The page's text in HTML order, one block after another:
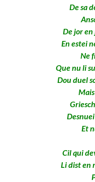
De sa
De jor
En estei
Ne
Que nu li
Dou duel
Et
Cil qui
Li dist en